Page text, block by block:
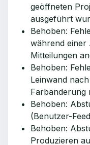
geöffneten
ausgeführt
Behoben:
während einer
Mitteilungen
Behoben:
Leinwand
Farbänderung
Behoben:
(Benutzer-
Behoben:
Produzieren